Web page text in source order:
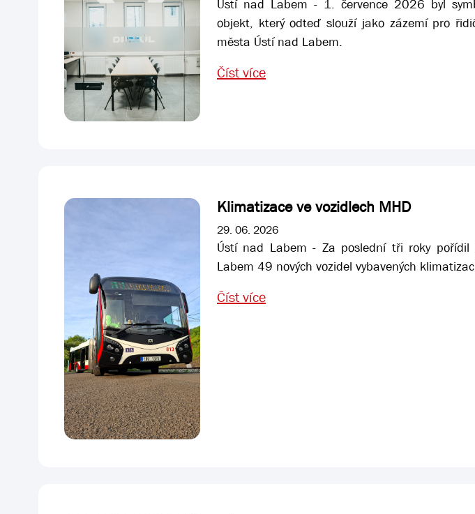
Ústí nad Labem - 1. července 2026 byl
objekt, který odteď slouží jako zázemí pro
města Ústí nad Labem.
Číst více
Klimatizace ve vozidlech MHD
29. 06. 2026
Ústí nad Labem - Za poslední tři roky
Labem 49 nových vozidel vybavených
Číst více